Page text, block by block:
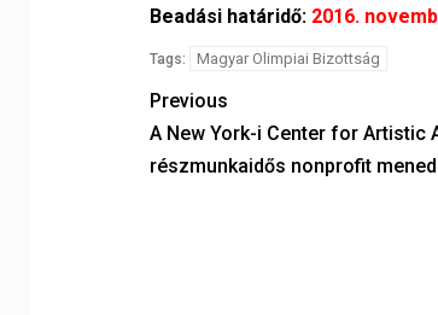
Beadási határidő: 2016.
Tags: Magyar Olimpiai Bizottság
Previous
A New York-i Center for Artistic
részmunkaidős nonprofit